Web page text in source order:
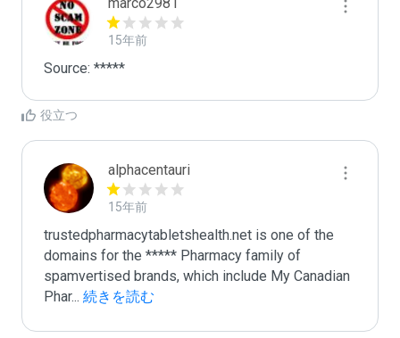
15年前
Source: *****
役立つ
alphacentauri
15年前
trustedpharmacytabletshealth.net is one of the
domains for the ***** Pharmacy family of
spamvertised brands, which include My Canadian
Phar... 続きを読む